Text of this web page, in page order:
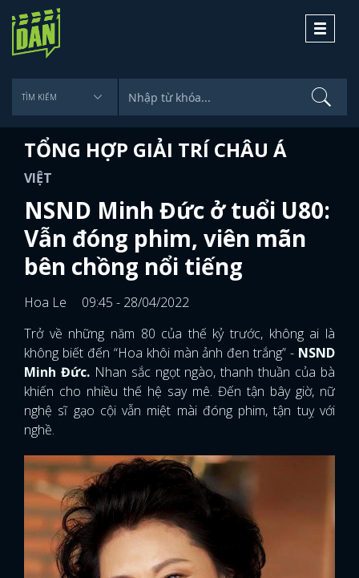
Toggle
TỔNG HỢP GIẢI TRÍ CHÂU Á
VIỆT
NSND Minh Đức ở tuổi U80:
Vẫn đóng phim, viên mãn
bên chồng nổi tiếng
Hoa Le
09:45 - 28/04/2022
Trở về những năm 80 của thế kỷ trước, không ai là
không biết đến “Hoa khôi màn ảnh đen trắng” - NSND
Minh Đức.Nhan sắc ngọt ngào, thanh thuần của bà
khiến cho nhiều thế hệ say mê. Đến tận bây giờ, nữ
nghệ sĩ gạo cội vẫn miệt mài đóng phim, tận tuỵ với
nghề.